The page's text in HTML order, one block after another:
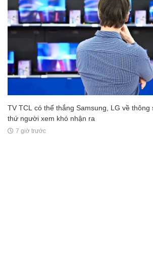
TV TCL có thể thắng Samsung, LG về
thứ người xem khó nhận ra
7 giờ trước